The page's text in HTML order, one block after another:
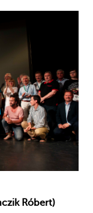
Róbert)